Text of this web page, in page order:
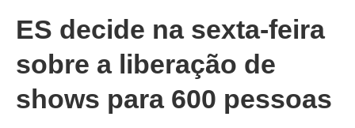
ES decide na sexta-feira
sobre a liberação de
shows para 600 pessoas